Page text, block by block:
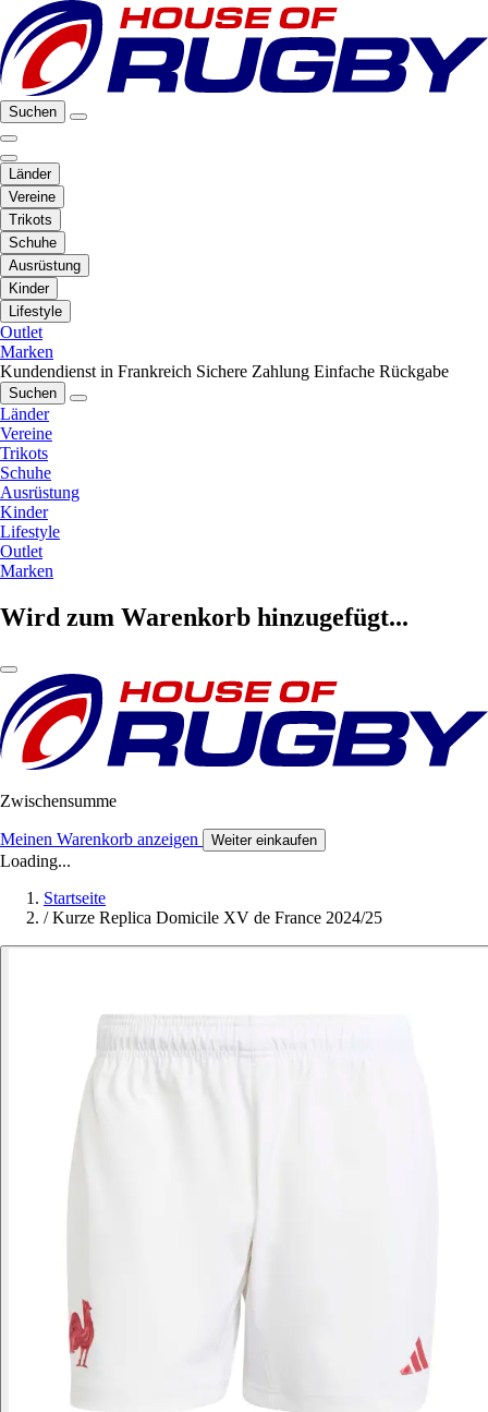
Suchen
Länder
Vereine
Trikots
Schuhe
Ausrüstung
Kinder
Lifestyle
Outlet
Marken
Kundendienst in Frankreich Sichere Zahlung Einfache Rückgabe
Suchen
Länder
Vereine
Trikots
Schuhe
Ausrüstung
Kinder
Lifestyle
Outlet
Marken
Wird zum Warenkorb hinzugefügt...
Zwischensumme
Meinen Warenkorb anzeigen Weiter einkaufen
Loading...
Startseite
/ Kurze Replica Domicile XV de France 2024/25